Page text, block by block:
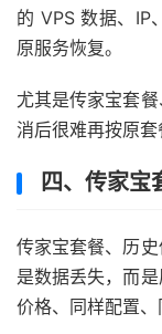
的 VPS 数据、IP
原服务恢复。
尤其是传家宝套
消后很难再按原套
四、传家宝
传家宝套餐、历
是数据丢失，而
价格、同样配置、